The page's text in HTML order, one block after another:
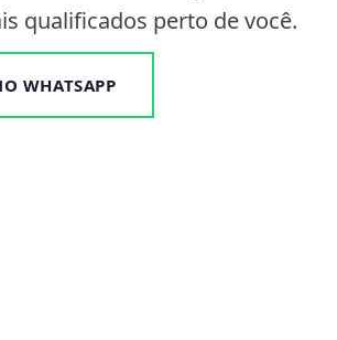
qualificados perto de você.
WHATSAPP